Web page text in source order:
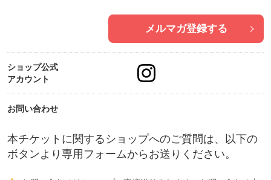
メルマガ登録する
ショップ公式
アカウント
お問い合わせ
本チケットに関するショップへのご質問は、以下の
ボタンより専用フォームからお送りください。